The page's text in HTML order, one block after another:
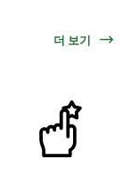
더 보기